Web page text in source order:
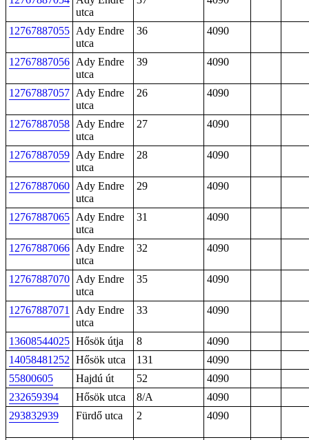
utca
12767887055 Ady Endre
utca
36 4090
12767887056 Ady Endre
utca
39 4090
12767887057 Ady Endre
utca
26 4090
12767887058 Ady Endre
utca
27 4090
12767887059 Ady Endre
utca
28 4090
12767887060 Ady Endre
utca
29 4090
12767887065 Ady Endre
utca
31 4090
12767887066 Ady Endre
utca
32 4090
12767887070 Ady Endre
utca
35 4090
12767887071
Ady Endre
utca
33 4090
13608544025 Hősök útja 8
4090
14058481252 Hősök utca 131
4090
55800605
Hajdú út 52
4090
232659394
Hősök utca 8/A
4090
293832939
Fürdő utca 2 4090